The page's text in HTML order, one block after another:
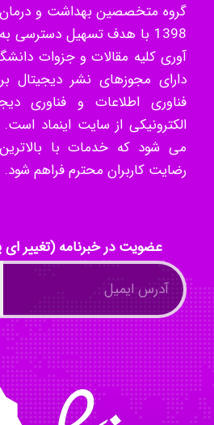
گروه متخصصین بهداشت و درمان
1398 با هدف تسهیل
دارای مجوزهای نشر دیجیتال
فناوری اطلاعات و فناوری
الکترونیکی از سایت اینماد
می شود که خدمات با
رضایت کاربران محترم فراهم شود.
عضویت در خبرنامه (تغییر